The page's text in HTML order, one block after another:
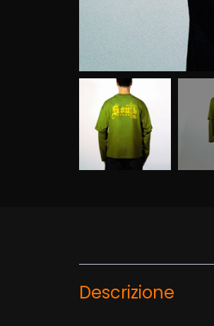
Descrizione